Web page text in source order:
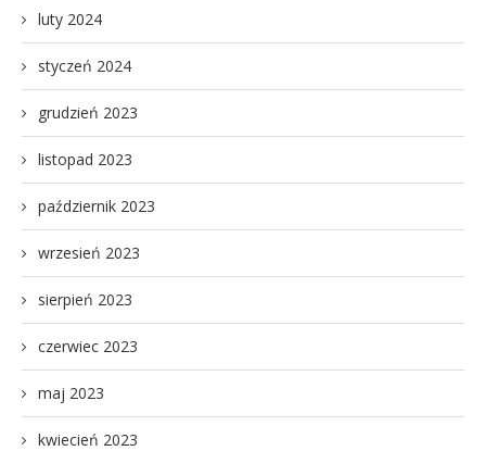
luty 2024
styczeń 2024
grudzień 2023
listopad 2023
październik 2023
wrzesień 2023
sierpień 2023
czerwiec 2023
maj 2023
kwiecień 2023